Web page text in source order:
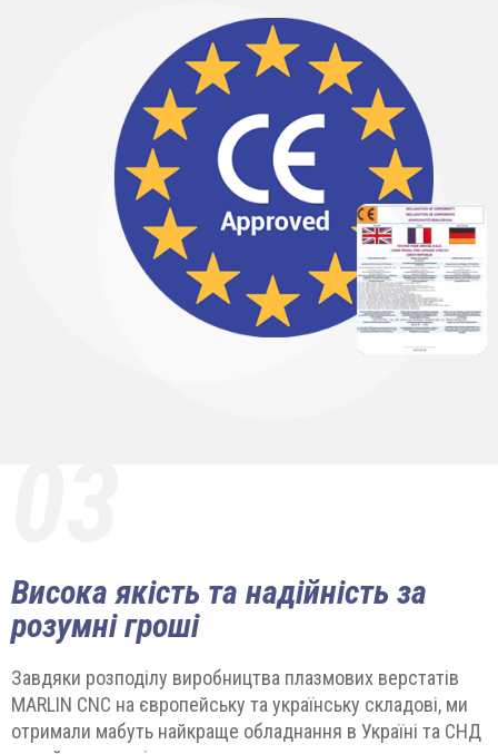
Висока якість та надійність за
розумні гроші
Завдяки розподілу виробництва плазмових верстатів
MARLIN CNC на європейську та українську складові, ми
отримали мабуть найкраще обладнання в Україні та СНД